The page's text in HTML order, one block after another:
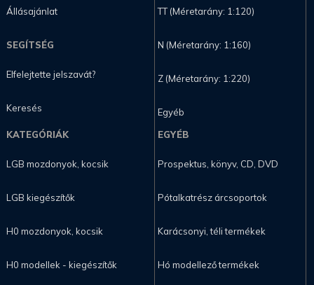
Állásajánlat
SEGÍTSÉG
Elfelejtette jelszavát?
Keresés
TT (Méretarány: 1:120)
N (Méretarány: 1:160)
Z (Méretarány: 1:220)
Egyéb
KATEGÓRIÁK
LGB mozdonyok, kocsik
LGB kiegészítők
H0 mozdonyok, kocsik
H0 modellek - kiegészítők
EGYÉB
Prospektus, könyv, CD, DVD
Pótalkatrész árcsoportok
Karácsonyi, téli termékek
Hó modellező termékek